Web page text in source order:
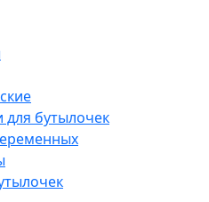
для бутылочек